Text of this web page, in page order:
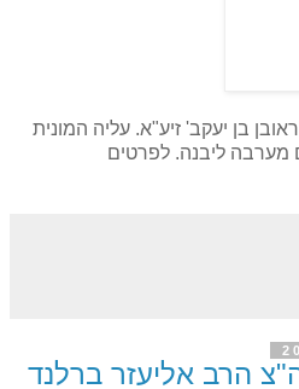
בן יעקב' זיע"א. עליה המונית
מערבה ליבנה. לפרטים
הרב אליעזר ברלנד